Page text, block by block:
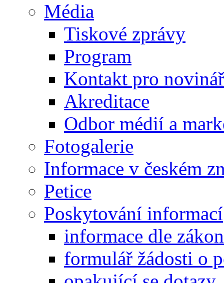
Média
Tiskové zprávy
Program
Kontakt pro
Akreditace
Odbor médií a
Fotogalerie
Informace v českém
Petice
Poskytování informací
informace dle
formulář žádosti o